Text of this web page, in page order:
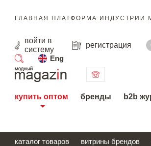
ГЛАВНАЯ ПЛАТФОРМА ИНДУСТРИИ
войти в
систему
регистрация
Eng
поиск
купить оптом бренды b2b
каталог товаров витрины брендов